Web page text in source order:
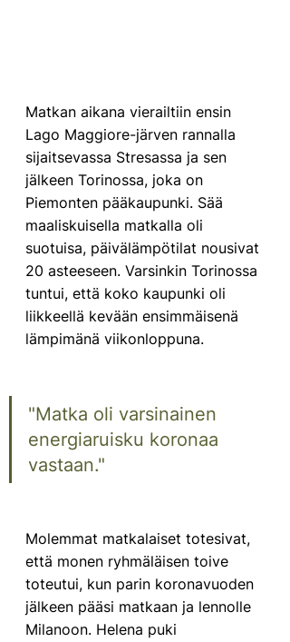
Matkan aikana vierailtiin ensin
Lago Maggiore-järven rannalla
sijaitsevassa Stresassa ja sen
jälkeen Torinossa, joka on
Piemonten pääkaupunki. Sää
maaliskuisella matkalla oli
suotuisa, päivälämpötilat nousivat
20 asteeseen. Varsinkin Torinossa
tuntui, että koko kaupunki oli
liikkeellä kevään ensimmäisenä
lämpimänä viikonloppuna.
"Matka oli varsinainen
energiaruisku koronaa
vastaan."
Molemmat matkalaiset totesivat,
että monen ryhmäläisen toive
toteutui, kun parin koronavuoden
jälkeen pääsi matkaan ja lennolle
Milanoon. Helena puki